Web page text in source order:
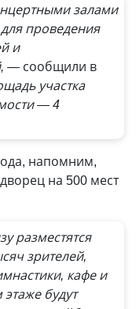
залами
проведения
и
— сообщили в
участка
— 4
напомним,
на 500 мест
разместятся
зрителей,
кафе и
будут